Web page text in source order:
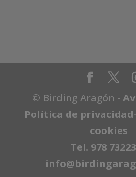
© Birding Aragón -
Política de privacidad-
cookies
Tel. 978